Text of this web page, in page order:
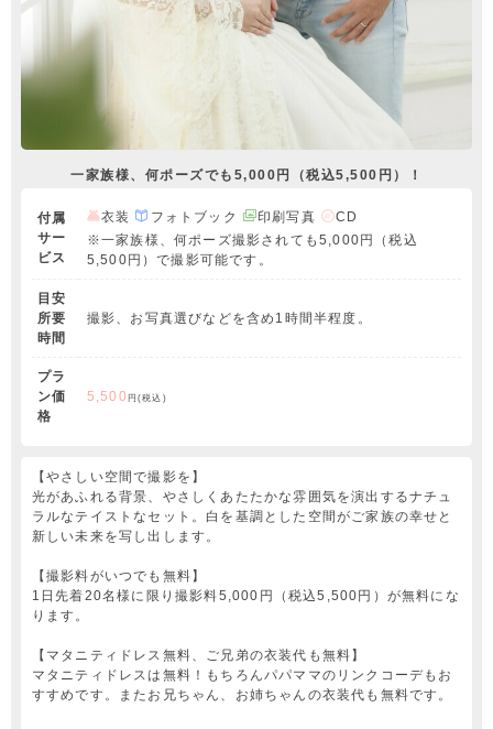
一家族様、何ポーズでも5,000円（税込5,500円）！
付属
サー
ビス
衣装 フォトブック 印刷写真
CD
※一家族様、何ポーズ撮影されても5,000円（税込
5,500円）で撮影可能です。
目安
所要
時間
撮影、お写真選びなどを含め1時間半程度。
プラ
ン価
格
5,500 円(税込)
【やさしい空間で撮影を】
光があふれる背景、やさしくあたたかな雰囲気を演出するナチュ
ラルなテイストなセット。白を基調とした空間がご家族の幸せと
新しい未来を写し出します。
【撮影料がいつでも無料】
1日先着20名様に限り撮影料5,000円（税込5,500円）が無料にな
ります。
【マタニティドレス無料、ご兄弟の衣装代も無料】
マタニティドレスは無料！もちろんパパママのリンクコーデもお
すすめです。またお兄ちゃん、お姉ちゃんの衣装代も無料です。